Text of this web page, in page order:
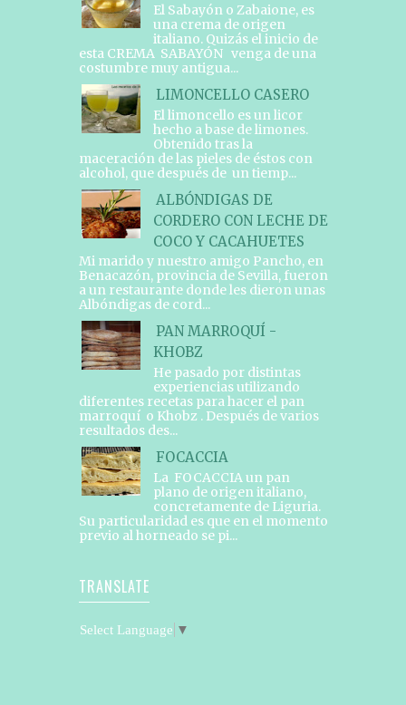
El Sabayón o Zabaione, es
una crema de origen
italiano. Quizás el inicio de
esta CREMA SABAYÓN venga de una
costumbre muy antigua...
LIMONCELLO CASERO
El limoncello es un licor
hecho a base de limones.
Obtenido tras la
maceración de las pieles de éstos con
alcohol, que después de un tiemp...
ALBÓNDIGAS DE
CORDERO CON LECHE DE
COCO Y CACAHUETES
Mi marido y nuestro amigo Pancho, en
Benacazón, provincia de Sevilla, fueron
a un restaurante donde les dieron unas
Albóndigas de cord...
PAN MARROQUÍ -
KHOBZ
He pasado por distintas
experiencias utilizando
diferentes recetas para hacer el pan
marroquí o Khobz . Después de varios
resultados des...
FOCACCIA
La FOCACCIA un pan
plano de origen italiano,
concretamente de Liguria.
Su particularidad es que en el momento
previo al horneado se pi...
TRANSLATE
Select Language ▼